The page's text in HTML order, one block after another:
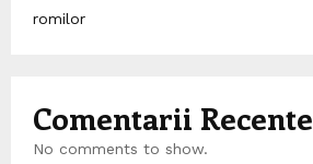
romilor
Comentarii Recente
No comments to show.